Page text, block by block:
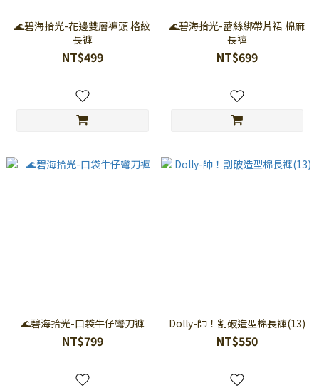
🌊碧海拾光-花邊雙層褲頭 格紋
長褲
NT$499
🌊碧海拾光-蕾絲綁帶片裙 棉麻
長褲
NT$699
🌊碧海拾光-口袋牛仔彎刀褲
NT$799
Dolly-帥！割破造型棉長褲(13)
NT$550